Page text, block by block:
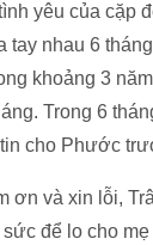
yêu của cặp
tay nhau 6
khoảng 3
Trong 6
cho Phước
ơn và xin lỗi,
để lo cho